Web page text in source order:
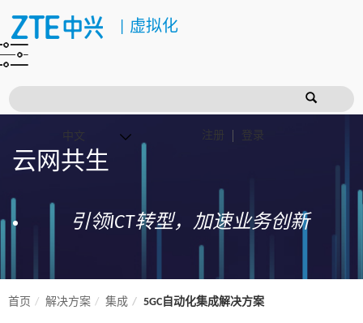
虚拟化
注册 登录
云网共生
引领ICT转型，加速业务创新
首页 解决方案 集成 5GC自动化集成解决方案